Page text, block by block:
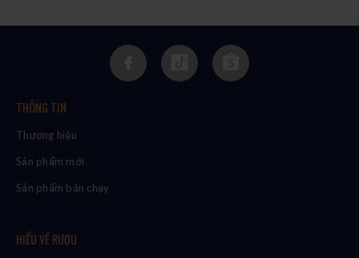
THÔNG TIN
Thương hiệu
Sản phẩm mới
Sản phẩm bán chạy
HIỂU VỀ RƯỢU